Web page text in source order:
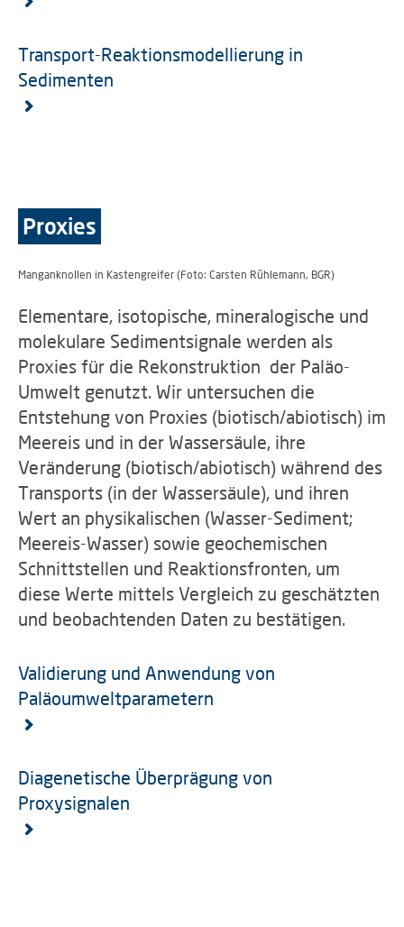
Transport-Reaktionsmodellierung in
Sedimenten
Proxies
Manganknollen in Kastengreifer (Foto: Carsten Rühlemann, BGR)
Elementare, isotopische, mineralogische und
molekulare Sedimentsignale werden als
Proxies für die Rekonstruktion der Paläo-
Umwelt genutzt. Wir untersuchen die
Entstehung von Proxies (biotisch/abiotisch) im
Meereis und in der Wassersäule, ihre
Veränderung (biotisch/abiotisch) während des
Transports (in der Wassersäule), und ihren
Wert an physikalischen (Wasser-Sediment;
Meereis-Wasser) sowie geochemischen
Schnittstellen und Reaktionsfronten, um
diese Werte mittels Vergleich zu geschätzten
und beobachtenden Daten zu bestätigen.
Validierung und Anwendung von
Paläoumweltparametern
Diagenetische Überprägung von
Proxysignalen